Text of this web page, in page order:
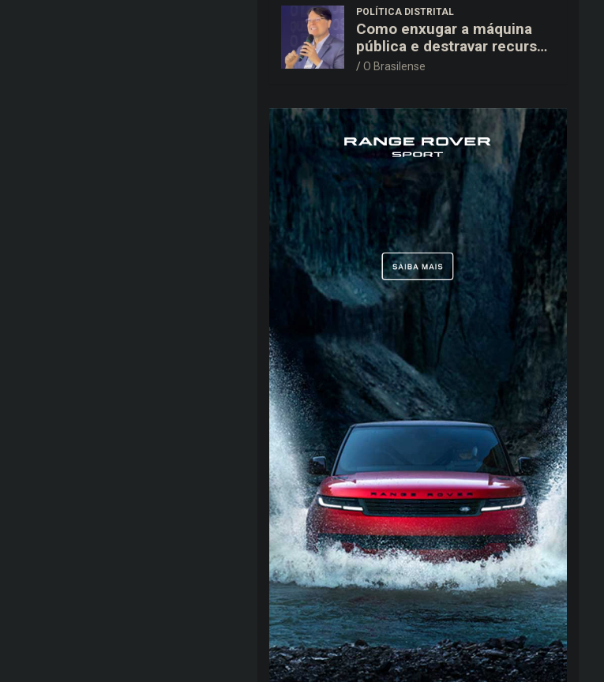
POLÍTICA DISTRITAL
Como enxugar a máquina
pública e destravar recursos
para a saúde e educação no
O Brasilense